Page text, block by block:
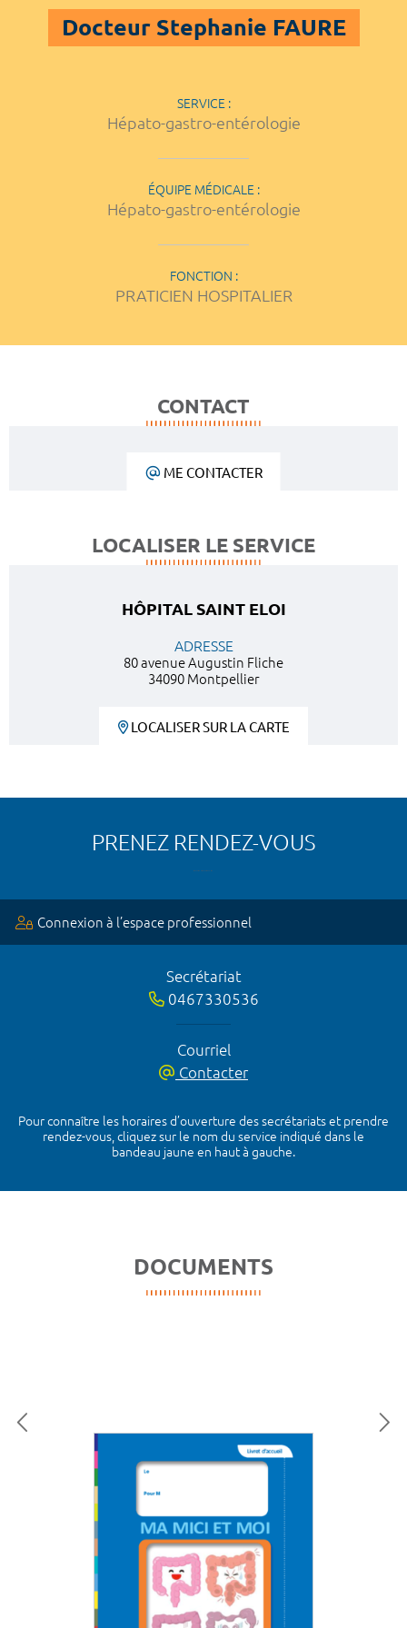
Docteur Stephanie FAURE
SERVICE :
Hépato-gastro-entérologie
ÉQUIPE MÉDICALE :
Hépato-gastro-entérologie
FONCTION :
PRATICIEN HOSPITALIER
CONTACT
ME CONTACTER
LOCALISER LE SERVICE
HÔPITAL SAINT ELOI
ADRESSE
80 avenue Augustin Fliche
34090 Montpellier
LOCALISER SUR LA CARTE
PRENEZ RENDEZ-VOUS
Connexion à l’espace professionnel
Secrétariat
0467330536
Courriel
Contacter
Pour connaître les horaires d’ouverture des secrétariats et prendre
rendez-vous, cliquez sur le nom du service indiqué dans le
bandeau jaune en haut à gauche.
DOCUMENTS